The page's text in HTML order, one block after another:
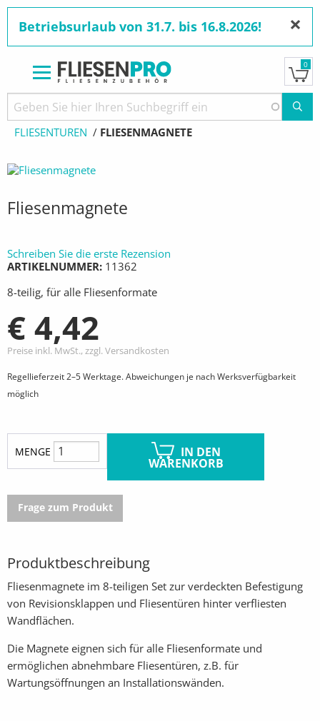
zum
Inhalt
Betriebsurlaub von 31.7. bis 16.8.2026! ×
0
Pfadnavigation
STARTSEITE PRODUKTE
WERKZEUGE
FLIESENTÜREN
AKTUELL:
FLIESENMAGNETE
Fliesenmagnete
Schreiben Sie die erste Rezension
ARTIKELNUMMER 11362
8-teilig, für alle Fliesenformate
€ 4,42
Preise inkl. MwSt., zzgl. Versandkosten
Regellieferzeit 2–5 Werktage. Abweichungen je nach Werksverfügbarkeit
möglich
MENGE IN DEN
WARENKORB
Frage zum Produkt
Produktbeschreibung
Fliesenmagnete im 8-teiligen Set zur verdeckten Befestigung
von Revisionsklappen und Fliesentüren hinter verfliesten
Wandflächen.
Die Magnete eignen sich für alle Fliesenformate und
ermöglichen abnehmbare Fliesentüren, z.B. für
Wartungsöffnungen an Installationswänden.